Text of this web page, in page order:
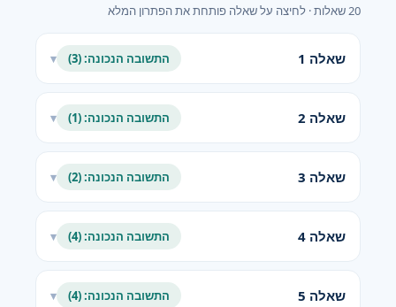
20 שאלות · לחיצה על שאלה פותחת את הפתרון המלא
שאלה 1 התשובה הנכונה: (3) ▾
שאלה 2 התשובה הנכונה: (1) ▾
שאלה 3 התשובה הנכונה: (2) ▾
שאלה 4 התשובה הנכונה: (4) ▾
שאלה 5 התשובה הנכונה: (4) ▾